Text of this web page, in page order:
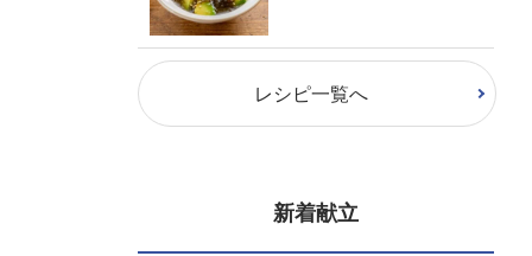
レシピ一覧へ
新着献立